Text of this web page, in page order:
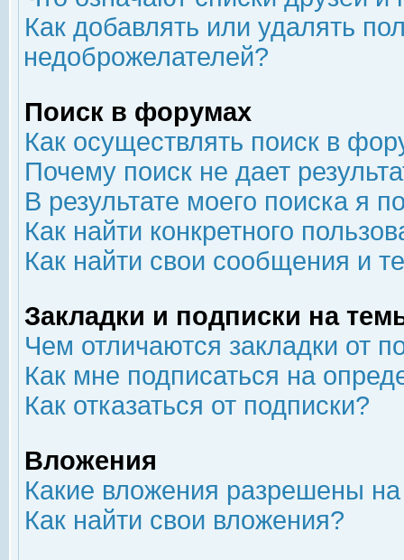
Как добавлять или удалять
недоброжелателей?
Поиск в форумах
Как осуществлять поиск в
Почему поиск не дает
В результате моего поиска я
Как найти конкретного
Как найти свои сообщения и
Закладки и подписки на
Чем отличаются закладки от
Как мне подписаться на
Как отказаться от подписки?
Вложения
Какие вложения разрешены
Как найти свои вложения?